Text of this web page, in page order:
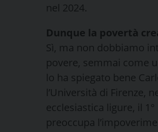
nel 2024.
Dunque la povertà
Sì, ma non dobbiamo
povere, semmai come
lo ha spiegato bene
l’Università di Firenze,
ecclesiastica ligure, il
preoccupa